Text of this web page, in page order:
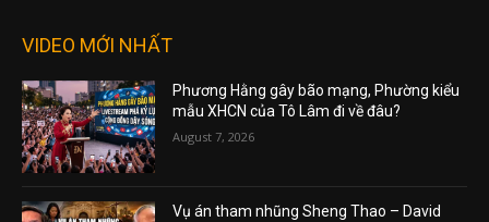
VIDEO MỚI NHẤT
Phương Hằng gây bão mạng, Phường kiểu
mẫu XHCN của Tô Lâm đi về đâu?
August 7, 2026
Vụ án tham nhũng Sheng Thao – David